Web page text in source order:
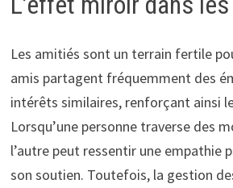
Les amitiés sont un terrain fertile
amis partagent fréquemment des
intérêts similaires, renforçant ainsi
Lorsqu’une personne traverse des
l’autre peut ressentir une empathie
son soutien. Toutefois, la gestion